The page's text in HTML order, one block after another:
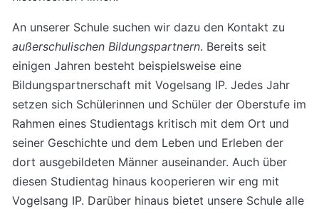
An unserer Schule suchen wir dazu den Kontakt zu
außerschulischen Bildungspartnern. Bereits seit
einigen Jahren besteht beispielsweise eine
Bildungspartnerschaft mit Vogelsang IP. Jedes Jahr
setzen sich Schülerinnen und Schüler der Oberstufe im
Rahmen eines Studientags kritisch mit dem Ort und
seiner Geschichte und dem Leben und Erleben der
dort ausgebildeten Männer auseinander. Auch über
diesen Studientag hinaus kooperieren wir eng mit
Vogelsang IP. Darüber hinaus bietet unsere Schule alle